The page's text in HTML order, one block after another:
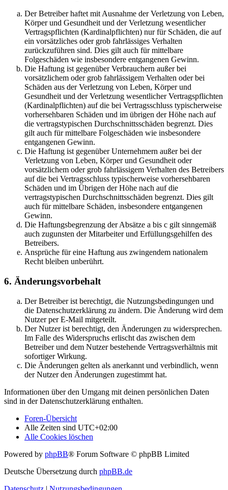
Der Betreiber haftet mit Ausnahme der Verletzung von Leben,
Körper und Gesundheit und der Verletzung wesentlicher
Vertragspflichten (Kardinalpflichten) nur für Schäden, die auf
ein vorsätzliches oder grob fahrlässiges Verhalten
zurückzuführen sind. Dies gilt auch für mittelbare
Folgeschäden wie insbesondere entgangenen Gewinn.
Die Haftung ist gegenüber Verbrauchern außer bei
vorsätzlichem oder grob fahrlässigem Verhalten oder bei
Schäden aus der Verletzung von Leben, Körper und
Gesundheit und der Verletzung wesentlicher Vertragspflichten
(Kardinalpflichten) auf die bei Vertragsschluss typischerweise
vorhersehbaren Schäden und im übrigen der Höhe nach auf
die vertragstypischen Durchschnittsschäden begrenzt. Dies
gilt auch für mittelbare Folgeschäden wie insbesondere
entgangenen Gewinn.
Die Haftung ist gegenüber Unternehmern außer bei der
Verletzung von Leben, Körper und Gesundheit oder
vorsätzlichem oder grob fahrlässigem Verhalten des Betreibers
auf die bei Vertragsschluss typischerweise vorhersehbaren
Schäden und im Übrigen der Höhe nach auf die
vertragstypischen Durchschnittsschäden begrenzt. Dies gilt
auch für mittelbare Schäden, insbesondere entgangenen
Gewinn.
Die Haftungsbegrenzung der Absätze a bis c gilt sinngemäß
auch zugunsten der Mitarbeiter und Erfüllungsgehilfen des
Betreibers.
Ansprüche für eine Haftung aus zwingendem nationalem
Recht bleiben unberührt.
6. Änderungsvorbehalt
Der Betreiber ist berechtigt, die Nutzungsbedingungen und
die Datenschutzerklärung zu ändern. Die Änderung wird dem
Nutzer per E-Mail mitgeteilt.
Der Nutzer ist berechtigt, den Änderungen zu widersprechen.
Im Falle des Widerspruchs erlischt das zwischen dem
Betreiber und dem Nutzer bestehende Vertragsverhältnis mit
sofortiger Wirkung.
Die Änderungen gelten als anerkannt und verbindlich, wenn
der Nutzer den Änderungen zugestimmt hat.
Informationen über den Umgang mit deinen persönlichen Daten
sind in der Datenschutzerklärung enthalten.
Foren-Übersicht
Alle Zeiten sind UTC+02:00
Alle Cookies löschen
Powered by phpBB® Forum Software © phpBB Limited
Deutsche Übersetzung durch phpBB.de